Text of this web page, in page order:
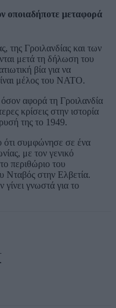
οποιαδήποτε μεταφορά
της Γροιλανδίας και των
μετά τη δήλωση του
βία για να
μέλος του ΝΑΤΟ.
αφορά τη Γροιλανδία
κρίσεις στην ιστορία
της το 1949.
συμφώνησε σε ένα
με τον γενικό
περιθώριο του
Νταβός στην Ελβετία.
γίνει γνωστά για το